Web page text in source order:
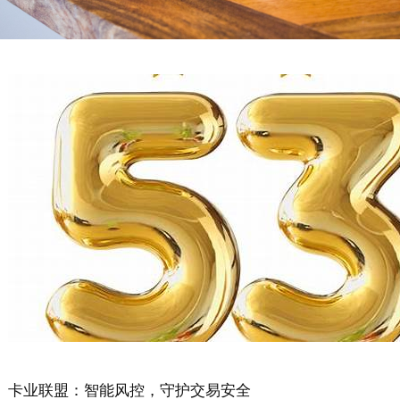
卡业联盟：智能风控，守护交易安全